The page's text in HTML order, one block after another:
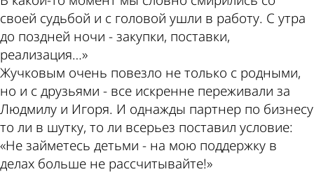
своей судьбой и с головой ушли в работу. С утра
до поздней ночи - закупки, поставки,
реализация…»
Жучковым очень повезло не только с родными,
но и с друзьями - все искренне переживали за
Людмилу и Игоря. И однажды партнер по бизнесу
то ли в шутку, то ли всерьез поставил условие:
«Не займетесь детьми - на мою поддержку в
делах больше не рассчитывайте!»